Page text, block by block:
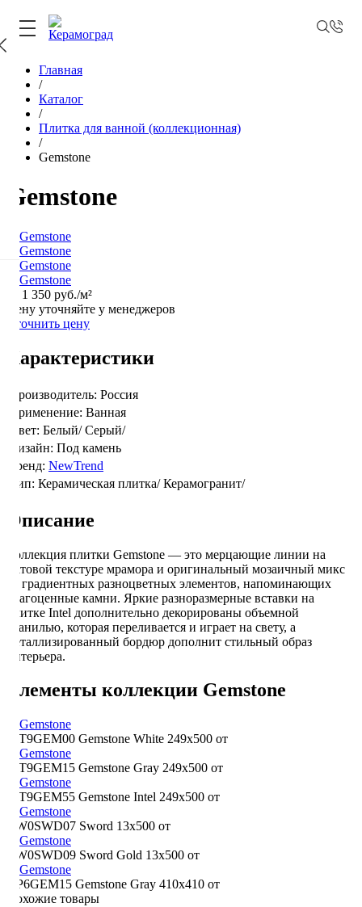
Главная
/
Каталог
/
Плитка для ванной (коллекционная)
/
Gemstone
Gemstone
1 350 руб./м²
Цену уточняйте у менеджеров
Уточнить цену
Характеристики
Производитель: Россия
Применение: Ванная
Цвет: Белый/ Серый/
Дизайн: Под камень
Бренд: NewTrend
Тип: Керамическая плитка/ Керамогранит/
Описание
Коллекция плитки Gemstone — это мерцающие линии на
матовой текстуре мрамора и оригинальный мозаичный микс
из градиентных разноцветных элементов, напоминающих
драгоценные камни. Яркие разноразмерные вставки на
плитке Intel дополнительно декорированы объемной
гранилью, которая переливается и играет на свету, а
металлизированный бордюр дополнит стильный образ
интерьера.
Элементы коллекции Gemstone
WT9GEM00 Gemstone White 249х500 от
WT9GEM15 Gemstone Gray 249х500 от
WT9GEM55 Gemstone Intel 249х500 от
BW0SWD07 Sword 13х500 от
BW0SWD09 Sword Gold 13х500 от
GP6GEM15 Gemstone Gray 410х410 от
Похожие товары